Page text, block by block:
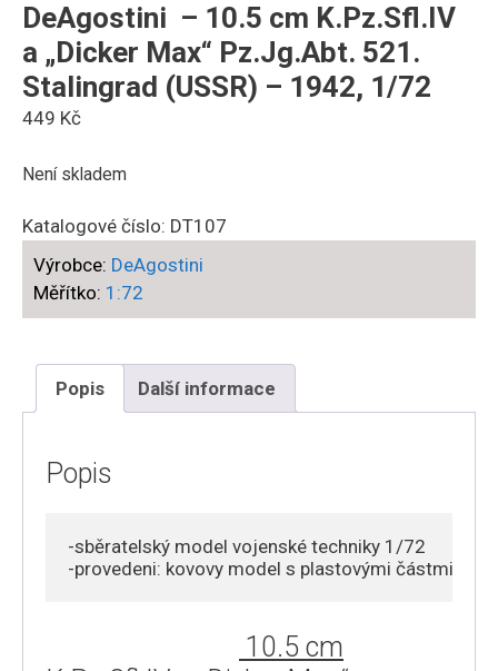
DeAgostini – 10.5 cm K.Pz.Sfl.IV
a „Dicker Max“ Pz.Jg.Abt. 521.
Stalingrad (USSR) – 1942, 1/72
449 Kč
Není skladem
Katalogové číslo: DT107
Výrobce: DeAgostini
Měřítko: 1:72
Popis Další informace
Popis
-sběratelský model vojenské techniky 1/72
-provedeni: kovovy model s plastovými částmi
10.5 cm